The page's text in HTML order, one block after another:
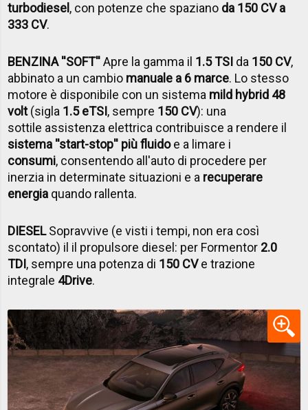
turbodiesel , con potenze che spaziano da 150 CV a
333 CV.
BENZINA ''SOFT''Apre la gamma il 1.5 TSI da 150 CV,
abbinato a un cambio manuale a 6 marce. Lo stesso
motore è disponibile con un sistema mild hybrid 48
volt(sigla 1.5 eTSI, sempre 150 CV): una
sottile assistenza elettrica contribuisce a rendere il
sistema ''start-stop'' più fluidoe a limare i
consumi, consentendo all'auto di procedere per
inerzia in determinate situazioni e a recuperare
energia quando rallenta.
DIESELSopravvive (e visti i tempi, non era così
scontato) il il propulsore diesel: per Formentor 2.0
TDI, sempre una potenza di 150 CVe trazione
integrale 4Drive.